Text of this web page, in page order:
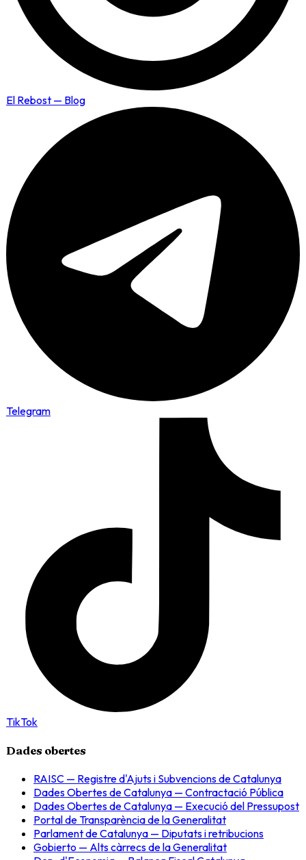
El Rebost — Blog
Telegram
TikTok
Dades obertes
RAISC — Registre d'Ajuts i Subvencions de Catalunya
Dades Obertes de Catalunya — Contractació Pública
Dades Obertes de Catalunya — Execució del Pressupost
Portal de Transparència de la Generalitat
Parlament de Catalunya — Diputats i retribucions
Gobierto — Alts càrrecs de la Generalitat